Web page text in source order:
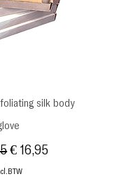
silk body
prijs
Verkoopprijs
€ 16,95